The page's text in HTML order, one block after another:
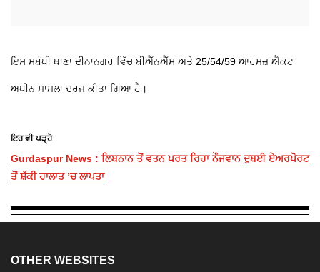
ਇਸ ਸਬੰਧੀ ਥਾਣਾ ਦੀਨਾਨਗਰ ਵਿੱਚ ਬੀਐੱਨਐੱਸ ਅਤੇ 25/54/59 ਆਰਮਜ਼ ਐਕਟ
ਅਧੀਨ ਮਾਮਲਾ ਦਰਜ ਕੀਤਾ ਗਿਆ ਹੈ।
ਇਹ ਵੀ ਪੜ੍ਹੋ
Gurdaspur News : ਲਿਬਨਾਨ ਤੋਂ ਵਤਨ ਪਰਤ ਰਿਹਾ ਨੌਜਵਾਨ ਦੁਬਈ ਏਅਰਪੋਰਟ
ਤੋਂ ਸ਼ੱਕੀ ਹਾਲਾਤ ’ਚ ਲਾਪਤਾ
OTHER WEBSITES